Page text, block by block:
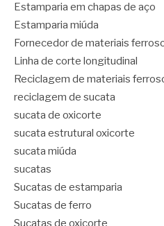
Estamparia em chapas de aço
Estamparia miúda
Fornecedor de materiais
Linha de corte longitudinal
Reciclagem de materiais
reciclagem de sucata
sucata de oxicorte
sucata estrutural oxicorte
sucata miúda
sucatas
Sucatas de estamparia
Sucatas de ferro